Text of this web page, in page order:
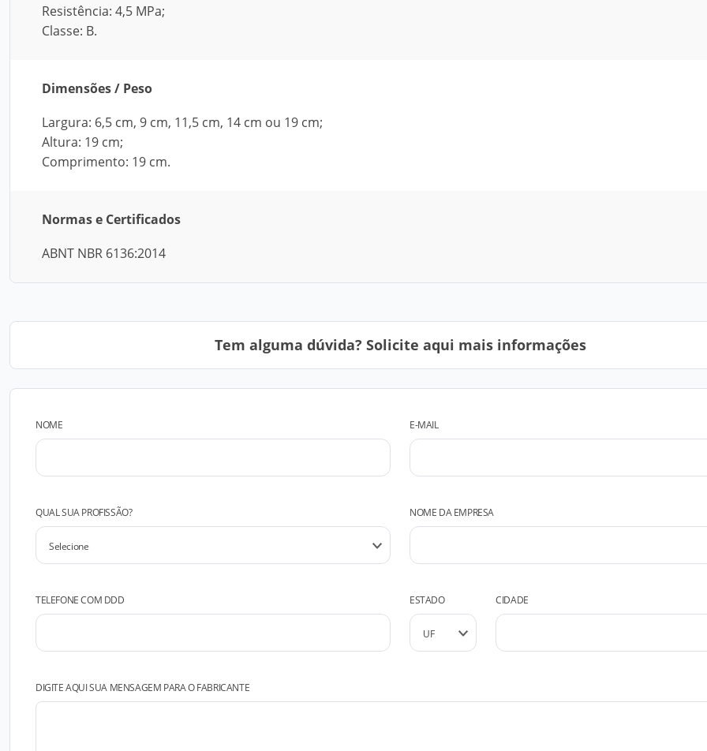
Resistência: 4,5 MPa;
Classe: B.
Dimensões / Peso
Largura: 6,5 cm, 9 cm, 11,5 cm, 14 cm ou 19 cm;
Altura: 19 cm;
Comprimento: 19 cm.
Normas e Certificados
ABNT NBR 6136:2014
Tem alguma dúvida? Solicite aqui mais informações
NOME E-MAIL
QUAL SUA PROFISSÃO? NOME DA EMPRESA
TELEFONE COM DDD ESTADO CIDADE
DIGITE AQUI SUA MENSAGEM PARA O FABRICANTE